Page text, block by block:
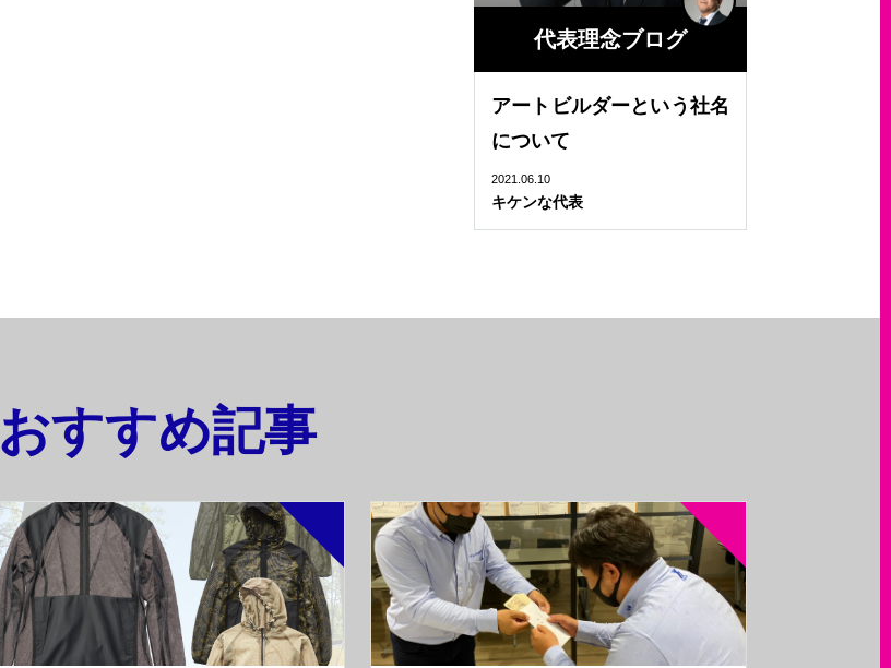
代表理念ブログ
アートビルダーという社名
について
2021.06.10
キケンな代表
おすすめ記事